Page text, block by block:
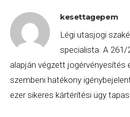
kesettagepem
Légi utasjogi
specialista. A 261/
alapján végzett jogérvényesítés
szembeni hatékony
ezer sikeres kártérítési ügy